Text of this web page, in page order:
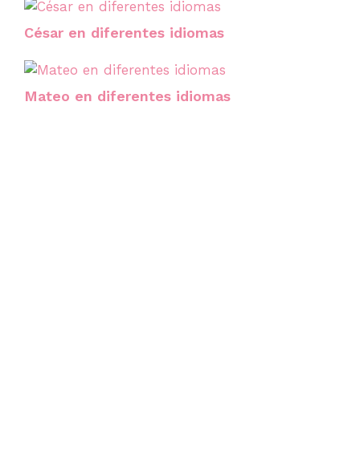
César en diferentes idiomas
Mateo en diferentes idiomas